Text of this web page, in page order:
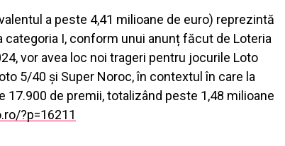
a peste 4,41 milioane de euro) reprezintă
I, conform unui anunț făcut de Loteria
vor avea loc noi trageri pentru jocurile Loto
5/40 şi Super Noroc, în contextul în care la
17.900 de premii, totalizând peste 1,48 milioane
?p=16211